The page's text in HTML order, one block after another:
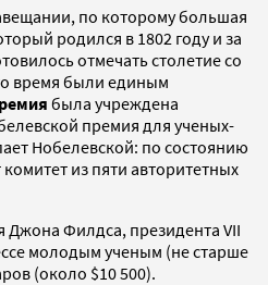
по которому большая
родился в 1802 году и за
отмечать столетие со
время были единым
была учреждена
премия для ученых-
Нобелевской: по состоянию
из пяти авторитетных
Джона Филдса, президента VII
молодым ученым (не старше
(около $10 500).